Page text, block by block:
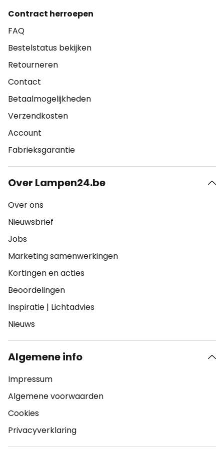
Contract herroepen
FAQ
Bestelstatus bekijken
Retourneren
Contact
Betaalmogelijkheden
Verzendkosten
Account
Fabrieksgarantie
Over Lampen24.be
Over ons
Nieuwsbrief
Jobs
Marketing samenwerkingen
Kortingen en acties
Beoordelingen
Inspiratie | Lichtadvies
Nieuws
Algemene info
Impressum
Algemene voorwaarden
Cookies
Privacyverklaring